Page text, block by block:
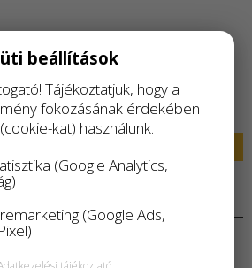
beállítások
Tájékoztatjuk, hogy a
fokozásának érdekében
kat) használunk.
(Google Analytics,
(Google Ads,